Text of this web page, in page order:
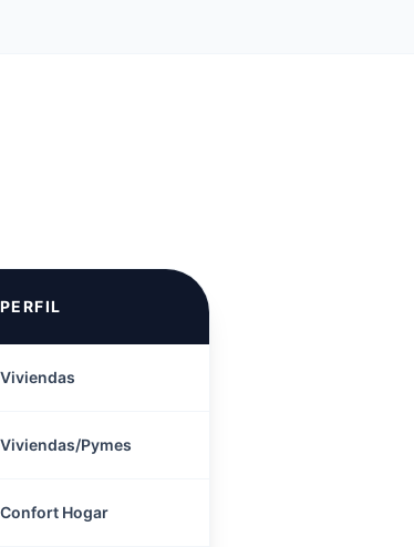
PERFIL
Viviendas
Viviendas/Pymes
Confort Hogar